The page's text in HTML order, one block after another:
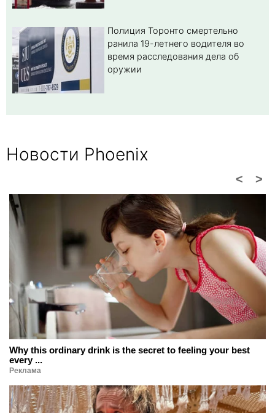
Полиция Торонто смертельно
ранила 19-летнего водителя во
время расследования дела об
оружии
Новости Phoenix
>
<
Why this ordinary drink is the secret to feeling your best
every ...
Реклама